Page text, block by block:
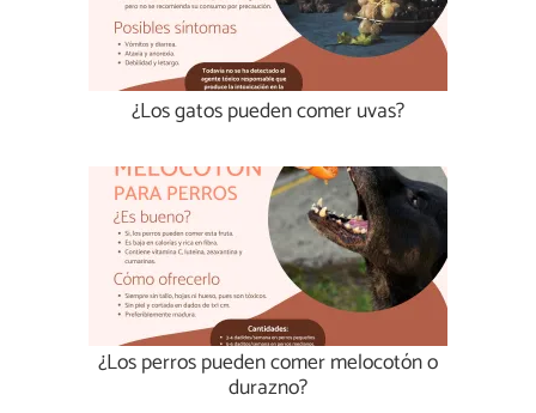
¿Los gatos pueden comer uvas?
¿Los perros pueden comer melocotón o
durazno?